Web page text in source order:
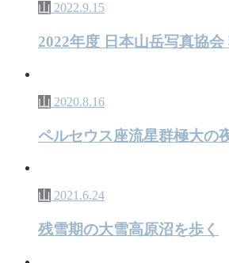
山 2022.9.15
2022年度 日本山岳写真協
山 2020.8.16
ペルセウス座流星群極大の
山 2021.6.24
残雪期の大雪高原沼を歩く